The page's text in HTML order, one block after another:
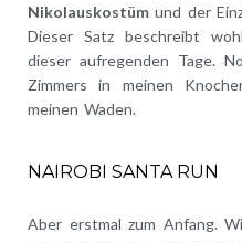
Nikolauskostüm und der
Dieser Satz beschreibt
dieser aufregenden Tage.
Zimmers in meinen
meinen Waden.
NAIROBI SANTA RUN
Aber erstmal zum Anfang.